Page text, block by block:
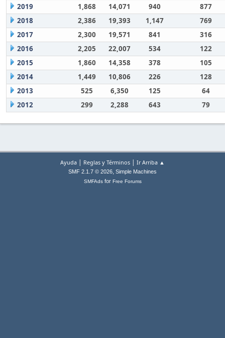
2019
1,868 14,071 940
877
2018
2,386 19,393 1,147
769
2017
2,300 19,571 841
316
2016
2,205 22,007 534
122
2015
1,860 14,358 378
105
2014
1,449 10,806 226
128
2013
525 6,350 125
64
2012
299 2,288 643 79
Ayuda | Reglas y Términos | Ir Arriba ▲
SMF 2.1.7 © 2026, Simple Machines
SMFAdsfor Free Forums